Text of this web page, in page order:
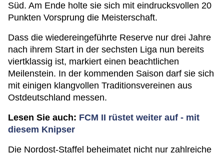
Süd. Am Ende holte sie sich mit eindrucksvollen 20
Punkten Vorsprung die Meisterschaft.
Dass die wiedereingeführte Reserve nur drei Jahre
nach ihrem Start in der sechsten Liga nun bereits
viertklassig ist, markiert einen beachtlichen
Meilenstein. In der kommenden Saison darf sie sich
mit einigen klangvollen Traditionsvereinen aus
Ostdeutschland messen.
Lesen Sie auch: FCM II rüstet weiter auf - mit
diesem Knipser
Die Nordost-Staffel beheimatet nicht nur zahlreiche